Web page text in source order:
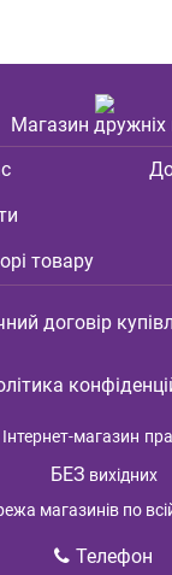
Магазин дружніх
товару
договір
Інтернет-магазин
БЕЗ вихідних
магазинів по
Телефон